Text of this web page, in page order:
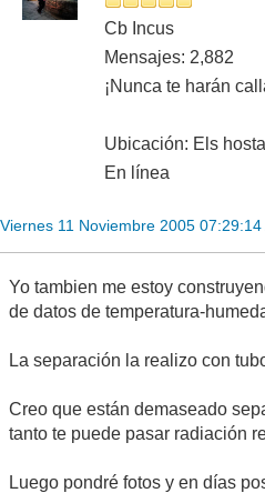
Cb Incus
Mensajes: 2,882
¡Nunca te harán
Ubicación: Els
En línea
Viernes 11 Noviembre 2005 07:29:14
Yo tambien me estoy
de datos de temperatura-
La separación la realizo con
Creo que están demaseado
tanto te puede pasar radiación
Luego pondré fotos y en días